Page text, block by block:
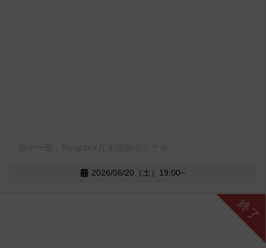
2026/06/20（土）19:00~
終了